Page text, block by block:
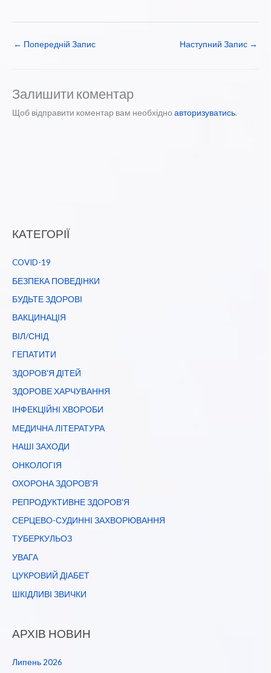
← Попередній Запис Наступний Запис →
Залишити коментар
Щоб відправити коментар вам необхідно авторизуватись.
КАТЕГОРІЇ
COVID-19
БЕЗПЕКА ПОВЕДІНКИ
БУДЬТЕ ЗДОРОВІ
ВАКЦИНАЦІЯ
ВІЛ/СНІД
ГЕПАТИТИ
ЗДОРОВ'Я ДІТЕЙ
ЗДОРОВЕ ХАРЧУВАННЯ
ІНФЕКЦІЙНІ ХВОРОБИ
МЕДИЧНА ЛІТЕРАТУРА
НАШІ ЗАХОДИ
ОНКОЛОГІЯ
ОХОРОНА ЗДОРОВ'Я
РЕПРОДУКТИВНЕ ЗДОРОВ'Я
СЕРЦЕВО-СУДИННІ ЗАХВОРЮВАННЯ
ТУБЕРКУЛЬОЗ
УВАГА
ЦУКРОВИЙ ДІАБЕТ
ШКІДЛИВІ ЗВИЧКИ
АРХІВ НОВИН
Липень 2026